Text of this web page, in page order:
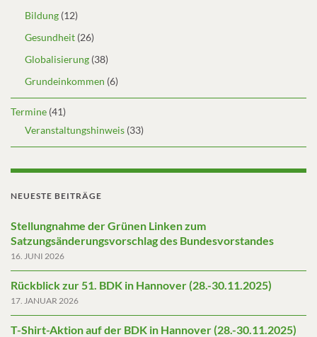
Bildung (12)
Gesundheit (26)
Globalisierung (38)
Grundeinkommen (6)
Termine (41)
Veranstaltungshinweis (33)
NEUESTE BEITRÄGE
Stellungnahme der Grünen Linken zum
Satzungsänderungsvorschlag des Bundesvorstandes
16. JUNI 2026
Rückblick zur 51. BDK in Hannover (28.-30.11.2025)
17. JANUAR 2026
T-Shirt-Aktion auf der BDK in Hannover (28.-30.11.2025)